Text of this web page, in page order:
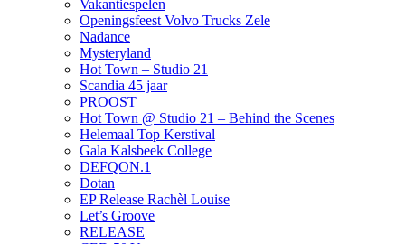
Vakantiespelen
Openingsfeest Volvo Trucks Zele
Nadance
Mysteryland
Hot Town – Studio 21
Scandia 45 jaar
PROOST
Hot Town @ Studio 21 – Behind the Scenes
Helemaal Top Kerstival
Gala Kalsbeek College
DEFQON.1
Dotan
EP Release Rachèl Louise
Let’s Groove
RELEASE